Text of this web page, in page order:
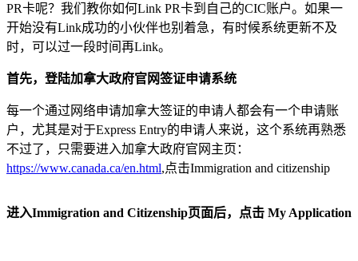
PR卡呢？我们教你如何Link PR卡到自己的CIC账户。如果一
开始没有Link成功的小伙伴也别着急，有时候系统更新不及
时，可以过一段时间再Link。
首先，登陆加拿大政府官网签证申请系统
每一个通过网络申请加拿大签证的申请人都会有一个申请账
户，尤其是对于Express Entry的申请人来说，这个系统再熟悉
不过了，只需要进入加拿大政府官网主页：
https://www.canada.ca/en.html,点击Immigration and citizenship
进入Immigration and Citizenship页面后，点击 My Application